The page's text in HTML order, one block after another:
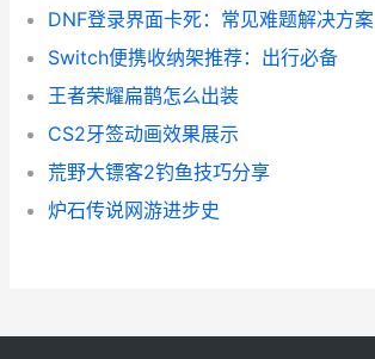
DNF登录界面卡死：常见难题解决方案
Switch便携收纳架推荐：出行必备
王者荣耀扁鹊怎么出装
CS2牙签动画效果展示
荒野大镖客2钓鱼技巧分享
炉石传说网游进步史